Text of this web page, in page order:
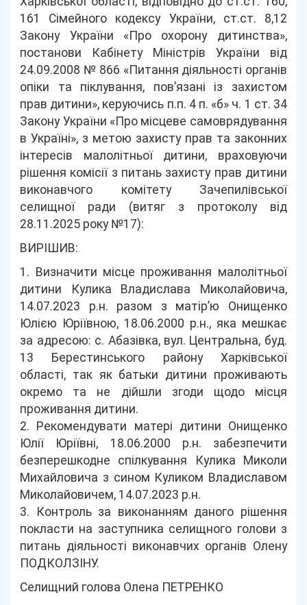
161 Сімейного кодексу України, ст.ст. 8,12
Закону України «Про охорону дитинства»,
постанови Кабінету Міністрів України від
24.09.2008 № 866 «Питання діяльності органів
опіки та піклування, пов’язані із захистом
прав дитини», керуючись п.п. 4 п. «б» ч. 1 ст. 34
Закону України «Про місцеве самоврядування
в Україні», з метою захисту прав та законних
інтересів малолітньої дитини, враховуючи
рішення комісії з питань захисту прав дитини
виконавчого комітету Зачепилівської
селищної ради (витяг з протоколу від
28.11.2025 року №17):
ВИРІШИВ:
1. Визначити місце проживання малолітньої
дитини Кулика Владислава Миколайовича,
14.07.2023 р.н. разом з матір’ю Онищенко
Юлією Юріївною, 18.06.2000 р.н., яка мешкає
за адресою: с. Абазівка, вул. Центральна, буд.
13 Берестинського району Харківської
області, так як батьки дитини проживають
окремо та не дійшли згоди щодо місця
проживання дитини.
2. Рекомендувати матері дитини Онищенко
Юлії Юріївні, 18.06.2000 р.н. забезпечити
безперешкодне спілкування Кулика Миколи
Михайловича з сином Куликом Владиславом
Миколайовичем, 14.07.2023 р.н.
3. Контроль за виконанням даного рішення
покласти на заступника селищного голови з
питань діяльності виконавчих органів Олену
ПОДКОЛЗІНУ.
Селищний голова Олена ПЕТРЕНКО